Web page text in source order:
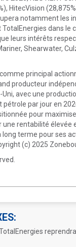
HitecVision
notamment les
TotalEnergies dans le
leurs intérêts
Shearwater,
principal
producteur
avec une
pétrole par jour en
pour
rentabilité élevée
terme pour ses
(c) 2025